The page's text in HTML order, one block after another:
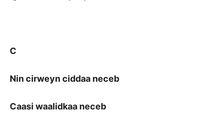
C
Nin cirweyn ciddaa neceb
Caasi waalidkaa neceb